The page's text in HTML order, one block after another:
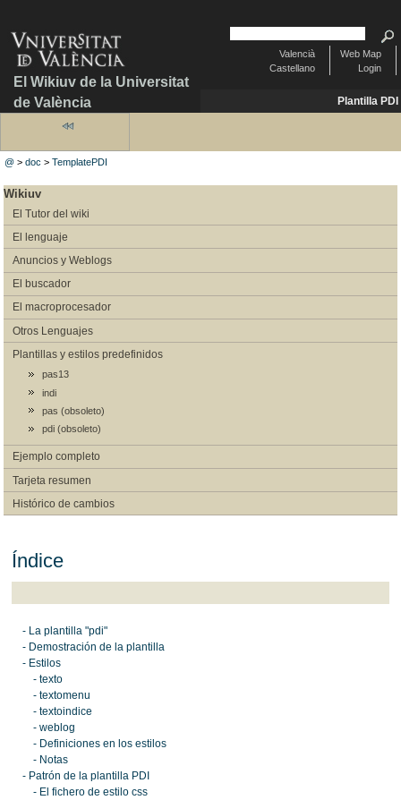
El Wikiuv de la Universitat
de València
Web Map
Login
Valencià
Castellano
Plantilla PDI
@ >doc >TemplatePDI
Wikiuv
El Tutor del wiki
El lenguaje
Anuncios y Weblogs
El buscador
El macroprocesador
Otros Lenguajes
Plantillas y estilos predefinidos
pas13
indi
pas (obsoleto)
pdi (obsoleto)
Ejemplo completo
Tarjeta resumen
Histórico de cambios
Índice
- La plantilla "pdi"
- Demostración de la plantilla
- Estilos
- texto
- textomenu
- textoindice
- weblog
- Definiciones en los estilos
- Notas
- Patrón de la plantilla PDI
- El fichero de estilo css